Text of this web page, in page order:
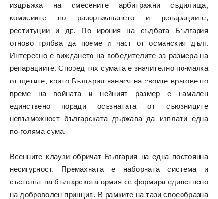
издръжка на смесените арбитражни съдилища,
комисиите по разоръжаването и репарациите,
реституции и др. По ирония на съдбата България
отново трябва да поеме и част от османския дълг.
Интересно е виждането на победителите за размера на
репарациите. Според тях сумата е значително по-малка
от щетите, които България нанася на своите врагове по
време на войната и нейният размер е намален
единствено поради осъзнатата от съюзниците
невъзможност българската държава да изплати една
по-голяма сума.
Военните клаузи обричат България на една постоянна
несигурност. Премахната е наборната система и
съставът на българската армия се формира единствено
на доброволен принцип. В рамките на тази своеобразна